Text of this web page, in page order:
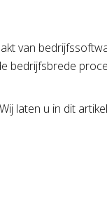
van
bedrijfsbrede
laten u in dit